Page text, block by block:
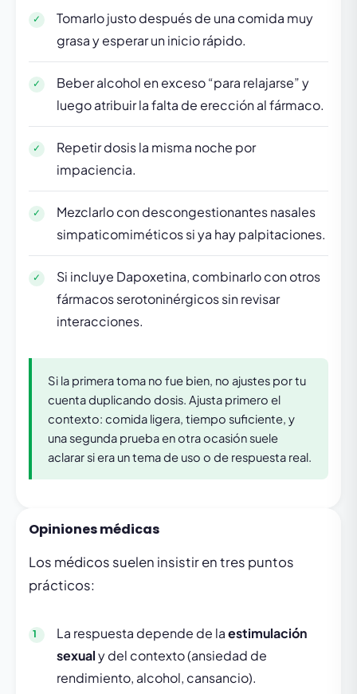
Tomarlo justo después de una comida muy
grasa y esperar un inicio rápido.
Beber alcohol en exceso “para relajarse” y
luego atribuir la falta de erección al fármaco.
Repetir dosis la misma noche por
impaciencia.
Mezclarlo con descongestionantes nasales
simpaticomiméticos si ya hay palpitaciones.
Si incluye Dapoxetina, combinarlo con otros
fármacos serotoninérgicos sin revisar
interacciones.
Si la primera toma no fue bien, no ajustes por tu
cuenta duplicando dosis. Ajusta primero el
contexto: comida ligera, tiempo suficiente, y
una segunda prueba en otra ocasión suele
aclarar si era un tema de uso o de respuesta real.
Opiniones médicas
Los médicos suelen insistir en tres puntos
prácticos:
La respuesta depende de laestimulación
sexualy del contexto (ansiedad de
rendimiento, alcohol, cansancio).